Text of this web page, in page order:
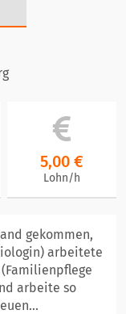
5,00 €
Lohn/h
gekommen,
arbeitete
arbeite so